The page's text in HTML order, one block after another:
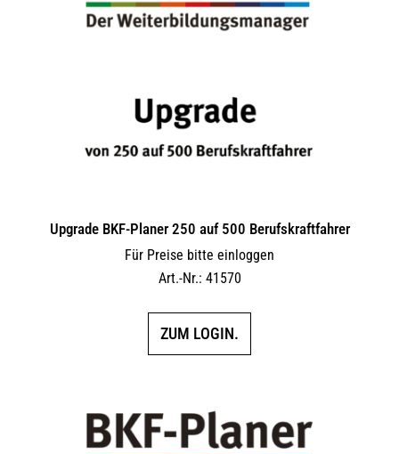
Upgrade BKF-Planer 250 auf 500 Berufskraftfahrer
Für Preise bitte einloggen
Art.-Nr.: 41570
ZUM LOGIN.